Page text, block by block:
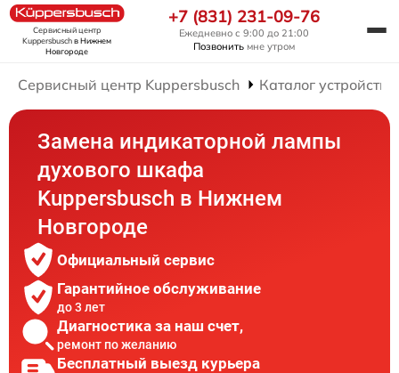
Сервисный центр
Kuppersbuschв Нижнем
Новгороде
+7 (831) 231-09-76
Ежедневно с 9:00 до 21:00
Позвонить мне утром
Сервисный центр Kuppersbusch Каталог устройств
Замена индикаторной лампы
духового шкафа
Kuppersbusch в Нижнем
Новгороде
Официальный сервис
Гарантийное обслуживание
до 3 лет
Диагностика за наш счет,
ремонт по желанию
Бесплатный выезд курьера